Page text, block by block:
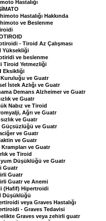
Hastalığı
Hastalığı Hakkında
ve Beslenme
- Tiroid Az Çalışması
Yüksekliği
ve beslenme
Tiroid Yetmezliği
Eksikliği
ve Guatr
İstek Azlığı ve Guatr
Demans Alzheimer ve Guatr
ve Guatr
Nabız ve Tiroid
Ağrı ve Guatr
ve Guatr
Güçsüzlüğü ve Guatr
ve Guatr
ve Guatr
Krampları ve Guatr
ve Tiroid
Düşüklüğü ve Guatr
Guatr
Guatr
Guatr ve Anemi
(Hafif) Hipertroidi
Düşüklüğü
veya Graves Hastalığı
- Graves Tedavisi
Graves veya zehirli guatr